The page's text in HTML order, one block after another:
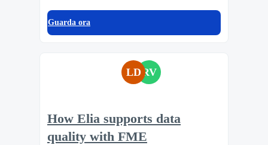
Guarda ora
LD RV
How Elia supports data
quality with FME